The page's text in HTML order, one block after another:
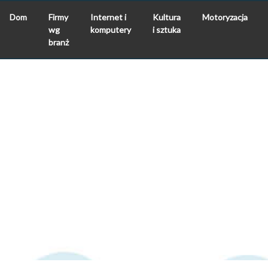
Dom
Firmy
wg
branż
Internet i
komputery
Kultura
i sztuka
Motoryzacja